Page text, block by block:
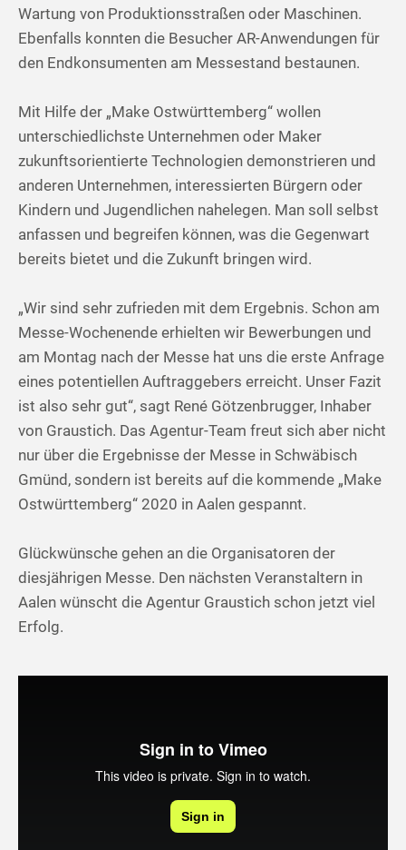
Wartung von Produktionsstraßen oder Maschinen.
Ebenfalls konnten die Besucher AR-Anwendungen für
den Endkonsumenten am Messestand bestaunen.
Mit Hilfe der „Make Ostwürttemberg“ wollen
unterschiedlichste Unternehmen oder Maker
zukunftsorientierte Technologien demonstrieren und
anderen Unternehmen, interessierten Bürgern oder
Kindern und Jugendlichen nahelegen. Man soll selbst
anfassen und begreifen können, was die Gegenwart
bereits bietet und die Zukunft bringen wird.
„Wir sind sehr zufrieden mit dem Ergebnis. Schon am
Messe-Wochenende erhielten wir Bewerbungen und
am Montag nach der Messe hat uns die erste Anfrage
eines potentiellen Auftraggebers erreicht. Unser Fazit
ist also sehr gut“, sagt René Götzenbrugger, Inhaber
von Graustich. Das Agentur-Team freut sich aber nicht
nur über die Ergebnisse der Messe in Schwäbisch
Gmünd, sondern ist bereits auf die kommende „Make
Ostwürttemberg“ 2020 in Aalen gespannt.
Glückwünsche gehen an die Organisatoren der
diesjährigen Messe. Den nächsten Veranstaltern in
Aalen wünscht die Agentur Graustich schon jetzt viel
Erfolg.